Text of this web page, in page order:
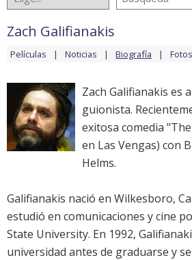
Zach Galifianakis
Películas Noticias Biografía Fotos
Zach Galifianakis es
guionista.
exitosa comedia
en Las Vengas) con
Helms.
Galifianakis nació en Wilkesboro,
estudió en comunicaciones y cine
State University. En 1992,
universidad antes de graduarse y